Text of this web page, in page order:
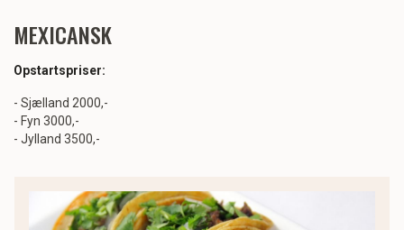
MEXICANSK
Opstartspriser:
- Sjælland 2000,-
- Fyn 3000,-
- Jylland 3500,-